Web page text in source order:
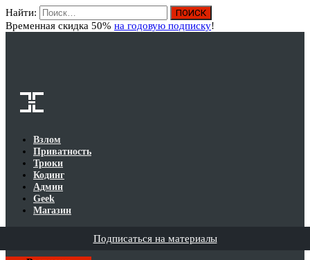
Найти:
Временная скидка 50% на годовую подписку!
Взлом
Приватность
Трюки
Кодинг
Админ
Geek
Магазин
Подписаться на материалы